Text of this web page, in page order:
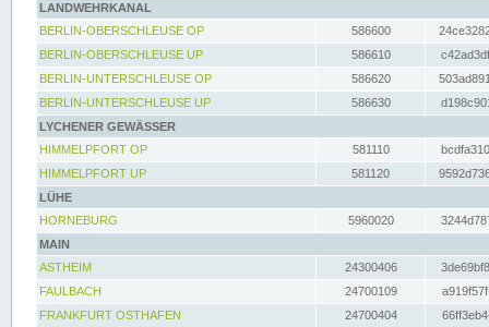
LANDWEHRKANAL
BERLIN-OBERSCHLEUSE OP
586600
BERLIN-OBERSCHLEUSE UP
586610
BERLIN-UNTERSCHLEUSE OP
586620
BERLIN-UNTERSCHLEUSE UP
586630
LYCHENER GEWÄSSER
HIMMELPFORT OP
581110
HIMMELPFORT UP
581120
LÜHE
HORNEBURG
5960020
MAIN
ASTHEIM
24300406
FAULBACH
24700109
FRANKFURT OSTHAFEN
24700404